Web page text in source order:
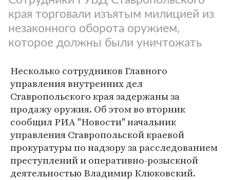
края торговали изъятым милицией из
незаконного оборота оружием,
которое должны были уничтожать
Несколько сотрудников Главного
управления внутренних дел
Ставропольского края задержаны за
продажу оружия. Об этом во вторник
сообщил РИА "Новости" начальник
управления Ставропольской краевой
прокуратуры по надзору за расследованием
преступлений и оперативно-розыскной
деятельностью Владимир Клюковский.